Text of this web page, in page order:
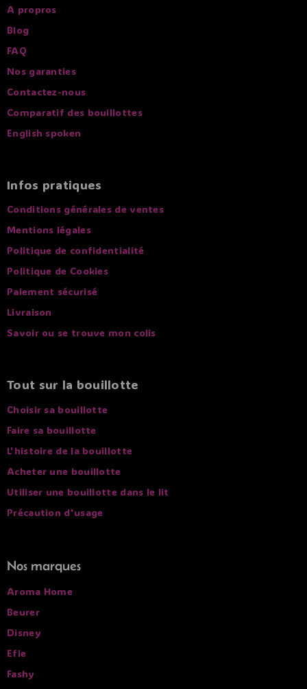
A propros
Blog
FAQ
Nos garanties
Contactez-nous
Comparatif des bouillottes
English spoken
Infos pratiques
Conditions générales de ventes
Mentions légales
Politique de confidentialité
Politique de Cookies
Paiement sécurisé
Livraison
Savoir ou se trouve mon colis
Tout sur la bouillotte
Choisir sa bouillotte
Faire sa bouillotte
L'histoire de la bouillotte
Acheter une bouillotte
Utiliser une bouillotte dans le lit
Précaution d'usage
Nos marques
Aroma Home
Beurer
Disney
Efie
Fashy